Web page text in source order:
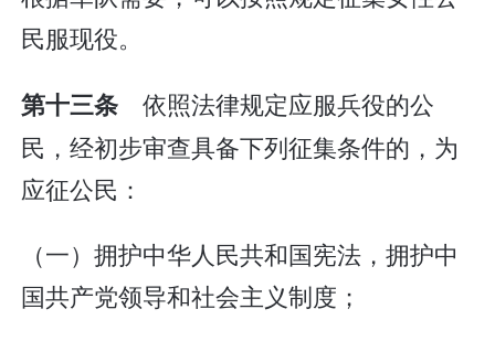
民服现役。
第十三条 依照法律规定应服兵役的公
民，经初步审查具备下列征集条件的，为
应征公民：
（一）拥护中华人民共和国宪法，拥护中
国共产党领导和社会主义制度；